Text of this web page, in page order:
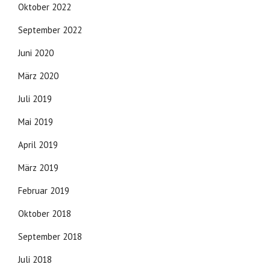
Oktober 2022
September 2022
Juni 2020
März 2020
Juli 2019
Mai 2019
April 2019
März 2019
Februar 2019
Oktober 2018
September 2018
Juli 2018